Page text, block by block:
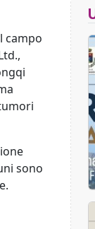
campo
sono